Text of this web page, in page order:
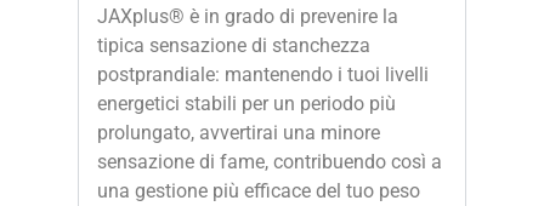
JAXplus® è in grado di prevenire la
tipica sensazione di stanchezza
postprandiale: mantenendo i tuoi livelli
energetici stabili per un periodo più
prolungato, avvertirai una minore
sensazione di fame, contribuendo così a
una gestione più efficace del tuo peso